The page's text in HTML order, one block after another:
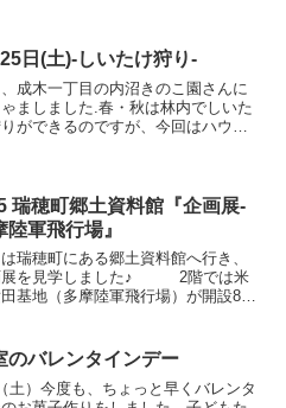
ういうメニューをど...
日(土)-しいたけ狩り-
成木一丁目の内沼きのこ園さんに
ましました.春・秋は林内でしいた
ができるのですが、今回はハウス
っているのがよく...
瑞穂町郷土資料館『企画展-
陸軍飛行場』
瑞穂町にある郷土資料館へ行き、
展を見学しました♪ 2階では米
基地（多摩陸軍飛行場）が開設85
ちは模型を眺めるのが楽しかった
す。＿＿＿＿＿...
のバレンタインデー
土）今度も、ちょっと早くバレンタ